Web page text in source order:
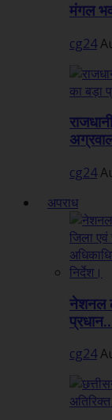
मंगल
cg24
cg24
अपराध
नेशनल
cg24